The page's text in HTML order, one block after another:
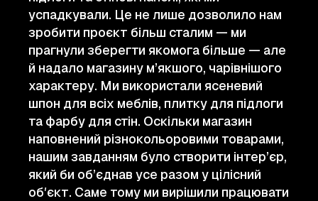
успадкували. Це не лише дозволило нам
зробити проєкт більш сталим — ми
прагнули зберегти якомога більше — але
й надало магазину м’якшого, чарівнішого
характеру. Ми використали ясеневий
шпон для всіх меблів, плитку для підлоги
та фарбу для стін. Оскільки магазин
наповнений різнокольоровими товарами,
нашим завданням було створити інтер’єр,
який би об’єднав усе разом у цілісний
обʼєкт. Саме тому ми вирішили працювати